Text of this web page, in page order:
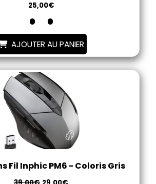
25,00€
AJOUTER AU PANIER
Fil Inphic PM6 - Coloris Gris